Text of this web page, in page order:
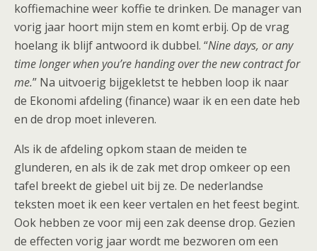
koffiemachine weer koffie te drinken. De manager van
vorig jaar hoort mijn stem en komt erbij. Op de vrag
hoelang ik blijf antwoord ik dubbel. “Nine days, or any
time longer when you’re handing over the new contract for
me.” Na uitvoerig bijgekletst te hebben loop ik naar
de Ekonomi afdeling (finance) waar ik en een date heb
en de drop moet inleveren.
Als ik de afdeling opkom staan de meiden te
glunderen, en als ik de zak met drop omkeer op een
tafel breekt de giebel uit bij ze. De nederlandse
teksten moet ik een keer vertalen en het feest begint.
Ook hebben ze voor mij een zak deense drop. Gezien
de effecten vorig jaar wordt me bezworen om een